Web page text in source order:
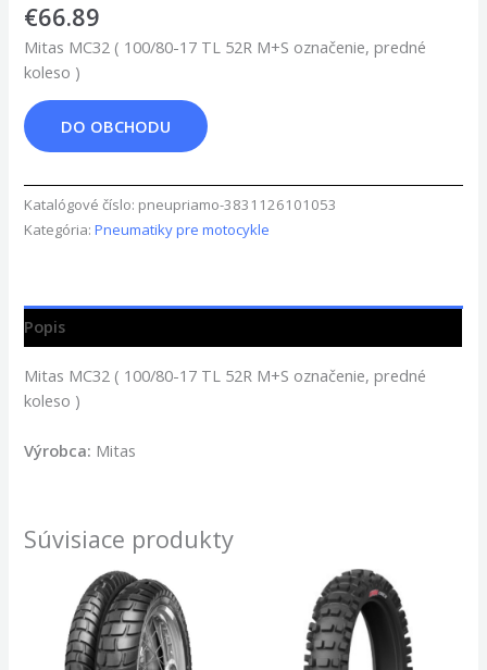
€66.89
Mitas MC32 ( 100/80-17 TL 52R M+S označenie, predné
koleso )
DO OBCHODU
Katalógové číslo: pneupriamo-3831126101053
Kategória:Pneumatiky pre motocykle
Popis
Mitas MC32 ( 100/80-17 TL 52R M+S označenie, predné
koleso )
Výrobca: Mitas
Súvisiace produkty